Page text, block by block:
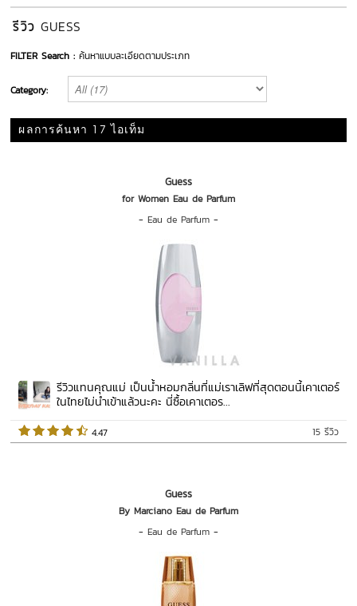
รีวิว GUESS
FILTER Search : ค้นหาแบบละเอียดตามประเภท
Category:
ผลการค้นหา 17 ไอเท็ม
Guess
for Women Eau de Parfum
- Eau de Parfum-
รีวิวแทนคุณแม่ เป็นน้ำหอมกลิ่นที่แม่เราเลิฟที่สุดตอนนี้เคาเตอร์
ในไทยไม่นำเข้าแล้วนะคะ นี่ซื้อเคาเตอร...
15 รีวิว
4.47
Guess
By Marciano Eau de Parfum
- Eau de Parfum-